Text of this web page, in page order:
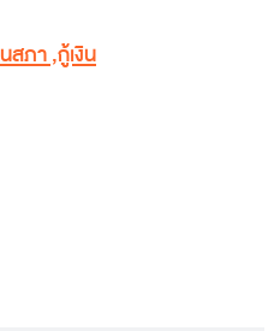
สภา,กู้เงิน